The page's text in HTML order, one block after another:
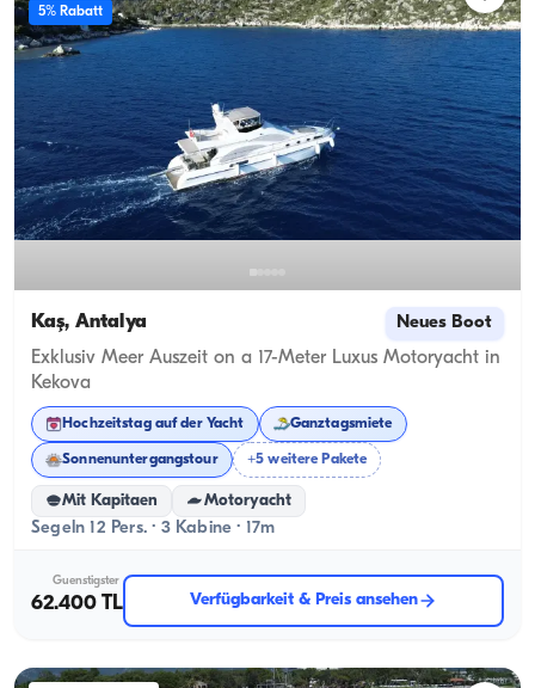
5% Rabatt
Kaş, Antalya Neues Boot
Exklusiv Meer Auszeit on a 17-Meter Luxus Motoryacht in
Kekova
Hochzeitstag auf der Yacht Ganztagsmiete
Sonnenuntergangstour +5 weitere Pakete
Mit Kapitaen Motoryacht
Segeln 12 Pers. · 3 Kabine · 17m
Guenstigster
62.400 TL Verfügbarkeit & Preis ansehen